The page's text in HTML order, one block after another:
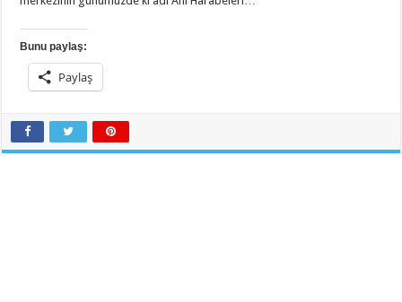
Bunu paylaş:
Paylaş